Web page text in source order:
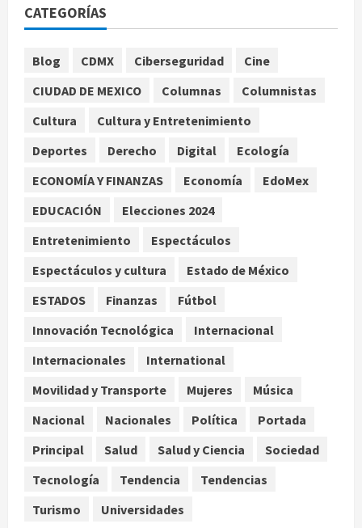
Detienen a ‘El Pony’ con fusil M4,
drogas y arsenal en carretera de
agosto 9, 2026
Palacio de los Deportes con su tour
‘Hades: The Sacrifice’
4
Sheinbaum defiende reestructura
de créditos del Infonavit y niega
agosto 9, 2026
Internacional
Colombia respalda soberanía de
TLC
CATEGORÍAS
Blog CDMX Ciberseguridad
Cine
CIUDAD DE MEXICO
Columnas
Columnistas
Cultura
Cultura y Entretenimiento
Deportes
Derecho Digital
Ecología
ECONOMÍA Y FINANZAS
Economía
EdoMex
EDUCACIÓN
Elecciones 2024
Entretenimiento
Espectáculos
Espectáculos y cultura
Estado de México
ESTADOS
Finanzas
Fútbol
Innovación Tecnológica
Internacional
Internacionales
International
Movilidad y Transporte
Mujeres
Música
Nacional
Nacionales Política
Portada
Principal
Salud Salud y Ciencia
Sociedad
Tecnología
Tendencia
Tendencias
Turismo
Universidades